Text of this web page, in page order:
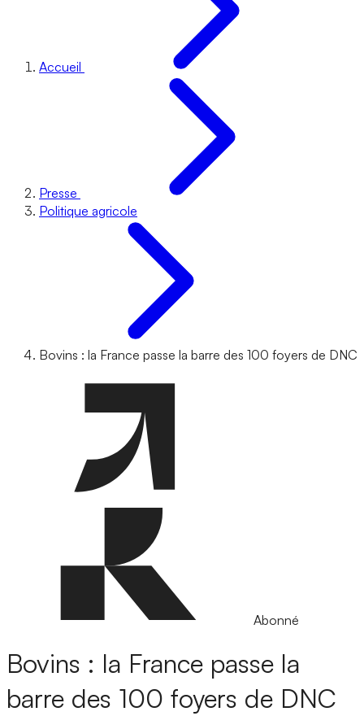
Accueil
Presse
Politique agricole
Bovins : la France passe la barre des 100 foyers de DNC
Abonné
Bovins : la France passe la
barre des 100 foyers de DNC